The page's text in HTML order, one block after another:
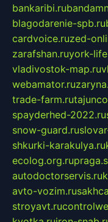
bankaribi.ru
blagodarenie-spb.ru
cardvoice.ruzed-
zarafshan.ruyork-
vladivostok-map.ru
webamator.ru
trade-farm.ru
spayderhed-2022.ru
snow-guard.ru
shkurki-karakulya.ru
ecolog.org.ru
autodoctorservis.ru
avto-vozim.ru
stroyavt.ru